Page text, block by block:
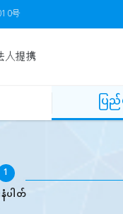
号
人提携
ပြ
1
နံပါတ်